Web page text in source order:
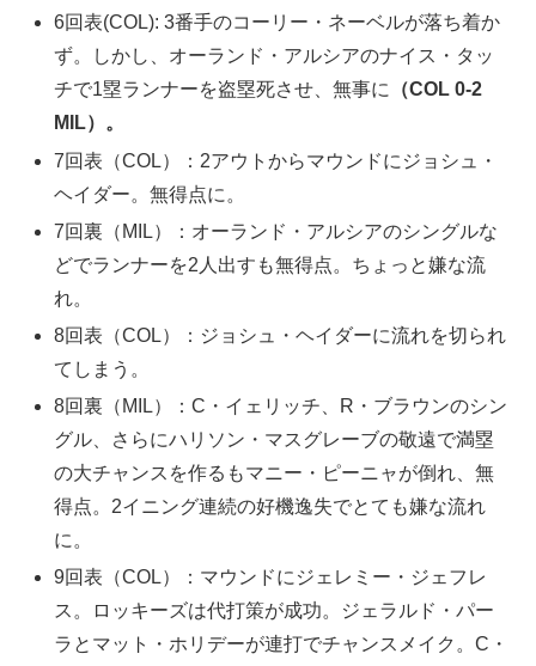
6回表(COL): 3番手のコーリー・ネーベルが落ち着か
ず。しかし、オーランド・アルシアのナイス・タッ
チで1塁ランナーを盗塁死させ、無事に （COL 0-2
MIL）。
7回表（COL）：2アウトからマウンドにジョシュ・
ヘイダー。無得点に。
7回裏（MIL）：オーランド・アルシアのシングルな
どでランナーを2人出すも無得点。ちょっと嫌な流
れ。
8回表（COL）：ジョシュ・ヘイダーに流れを切られ
てしまう。
8回裏（MIL）：C・イェリッチ、R・ブラウンのシン
グル、さらにハリソン・マスグレーブの敬遠で満塁
の大チャンスを作るもマニー・ピーニャが倒れ、無
得点。2イニング連続の好機逸失でとても嫌な流れ
に。
9回表（COL）：マウンドにジェレミー・ジェフレ
ス。ロッキーズは代打策が成功。ジェラルド・パー
ラとマット・ホリデーが連打でチャンスメイク。C・